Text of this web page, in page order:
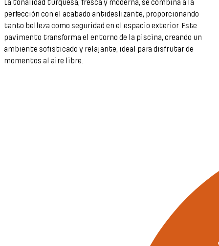
La tonalidad turquesa, fresca y moderna, se combina a la
perfección con el acabado antideslizante, proporcionando
tanto belleza como seguridad en el espacio exterior. Este
pavimento transforma el entorno de la piscina, creando un
ambiente sofisticado y relajante, ideal para disfrutar de
momentos al aire libre.